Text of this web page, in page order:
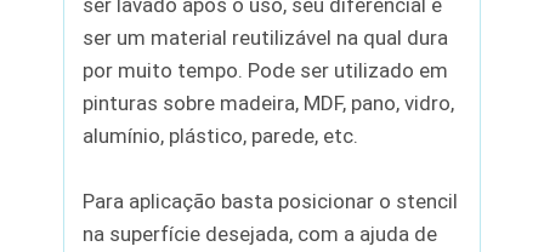
ser um material reutilizável na qual dura
por muito tempo. Pode ser utilizado em
pinturas sobre madeira, MDF, pano, vidro,
alumínio, plástico, parede, etc.
Para aplicação basta posicionar o stencil
na superfície desejada, com a ajuda de